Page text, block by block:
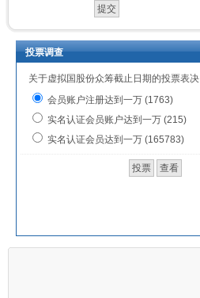
投票调查
关于虚拟国股份众筹截止日期的投票表决
会员账户注册达到一万 (1763)
实名认证会员账户达到一万 (215)
实名认证会员达到一万 (165783)